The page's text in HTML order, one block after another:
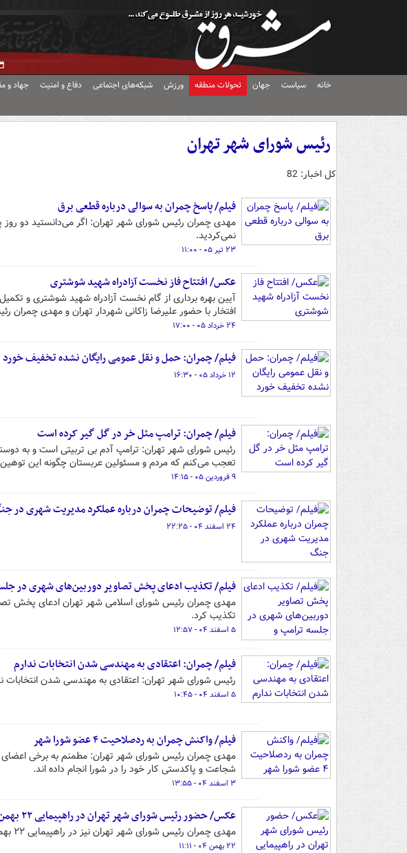
خانه سیاست جهان تحولات منطقه ورزش شبکه‌های اجتماعی دفاع و امنیت جهاد و
رئیس شورای شهر تهران
کل اخبار: 82
فیلم/ پاسخ چمران به سوالی درباره قطعی برق
مهدی چمران رئیس شورای شهر تهران: اگر می‌دانستید دو
نمی‌کردید.
۲۳ تیر ۰۵ - ۱۱:۰۰
عکس/ افتتاح فاز نخست آزادراه شهید شوشتری
آیین بهره برداری از گام نخست آزادراه شهید شوشتری و
افتخار با حضور علیرضا زاکانی شهردار تهران و مهدی چمران
۲۴ خرداد ۰۵ - ۱۷:۰۰
فیلم/ چمران: حمل و نقل عمومی رایگان نشده تخفیف خورد
۱۲ خرداد ۰۵ - ۱۶:۳۰
فیلم/ چمران: ترامپ مثل خر در گل گیر کرده است
رئیس شورای شهر تهران: ترامپ آدم بی تربیتی است و به
تعجب می‌کنم که مردم و مسئولین عربستان چگونه این
۹ فروردین ۰۵ - ۱۴:۱۵
فیلم/ توضیحات چمران درباره عملکرد مدیریت شهری در
۲۴ اسفند ۰۴ - ۲۲:۲۵
فیلم/ تکذیب ادعای پخش تصاویر دوربین‌های شهری در
مهدی چمران رئیس شورای اسلامی شهر تهران ادعای پخش
تکذیب کرد.
۵ اسفند ۰۴ - ۱۲:۵۷
فیلم/ چمران: اعتقادی به مهندسی شدن انتخابات ندارم
رئیس شورای شهر تهران: اعتقادی به مهندسی شدن انتخابات
۵ اسفند ۰۴ - ۱۰:۴۵
فیلم/ واکنش چمران به ردصلاحیت ۴ عضو شورا شهر
مهدی چمران رئیس شورای شهر تهران: مطمنم به برخی
شجاعت و پاکدستی کار خود را در شورا انجام داده اند.
۳ اسفند ۰۴ - ۱۳:۵۵
عکس/ حضور رئیس شورای شهر تهران در راهپیمایی ۲۲ بهمن
مهدی چمران رئیس شورای شهر تهران نیز در راهپیمایی ۲۲ بهمن تهران حضور پیدا کرد.
۲۲ بهمن ۰۴ - ۱۱:۱۱